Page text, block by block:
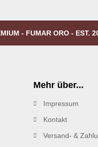
- FUMAR ORO - EST.
Mehr über...
Impressum
Kontakt
Versand- &